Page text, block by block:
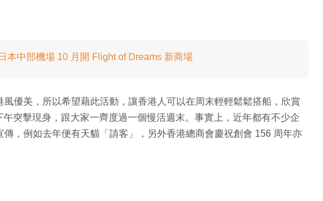
本中部機場 10 月開 Flight of Dreams 新商場
優美，所以希望藉此活動，讓香港人可以在周末輕輕鬆鬆搭船，欣賞
突擊現身，跟大家一齊度過一個慢活週末。事實上，近年都有不少企
，例如去年便有天貓「請客」，另外香港總商會慶祝創會 156 周年亦